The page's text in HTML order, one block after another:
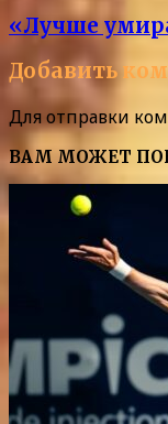
«Лучше
Добавить
Для отправки
ВАМ МОЖЕТ